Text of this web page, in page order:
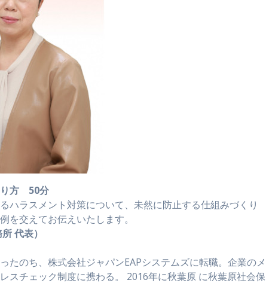
り方 50分
ハラスメント対策について、未然に防止する仕組みづくり
を交えてお伝えいたします。
代表）
たのち、株式会社ジャパンEAPシステムズに転職。企業のメ
スチェック制度に携わる。 2016年に秋葉原 に秋葉原社会保